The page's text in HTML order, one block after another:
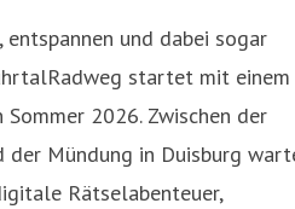
und dabei sogar
startet mit einem
2026. Zwischen der
Mündung in Duisburg
Rätselabenteuer,